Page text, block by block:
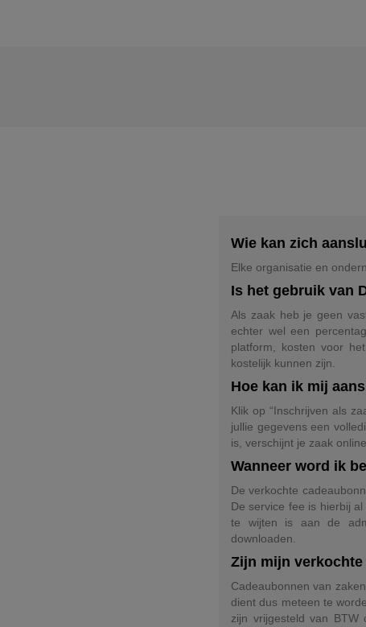
Wie kan zich
Elke organisatie en
Is het gebruik van
Als zaak heb je geen
echter wel een
platform, kosten voor
kostelijk kunnen zijn.
Hoe kan ik mij
Klik op “Inschrijven als
jullie gegevens een
is, verschijnt je zaak
Wanneer word ik
De verkochte
De service fee is hierbij
te wijten is aan de
downloaden.
Zijn mijn
Cadeaubonnen van
dient dus meteen te
zijn vrijgesteld van BTW